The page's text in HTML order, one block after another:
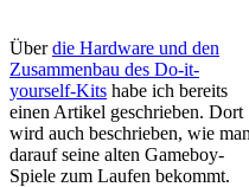
Überdie Hardware und den
Zusammenbau des Do-it-
yourself-Kits habe ich bereits
einen Artikel geschrieben. Dort
wird auch beschrieben, wie man
darauf seine alten Gameboy-
Spiele zum Laufen bekommt.